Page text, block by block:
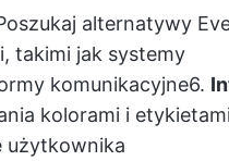
alternatywy
takimi jak systemy
komunikacyjne6.
kolorami i
użytkownika